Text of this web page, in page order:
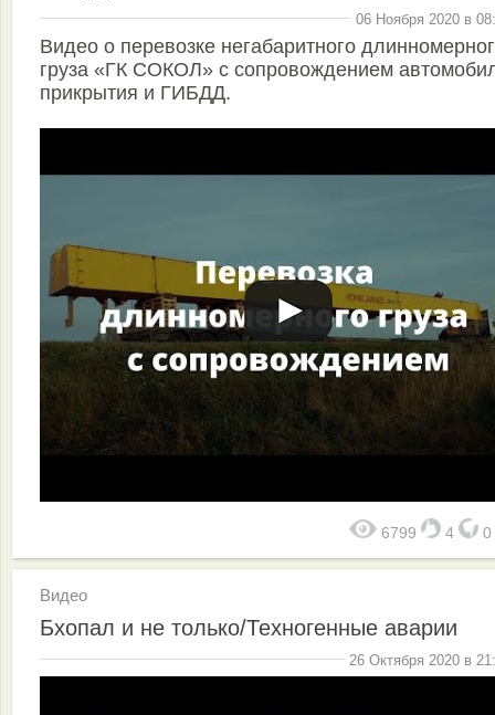
06 Ноября 2020 в
Видео о перевозке негабаритного
груза «ГК СОКОЛ» с сопровождением
прикрытия и ГИБДД.
6799 4 0
Видео
Бхопал и не только/Техногенные аварии
26 Октября 2020 в